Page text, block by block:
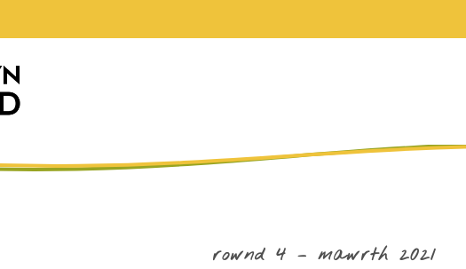
rownd 4 – mawrth 2021